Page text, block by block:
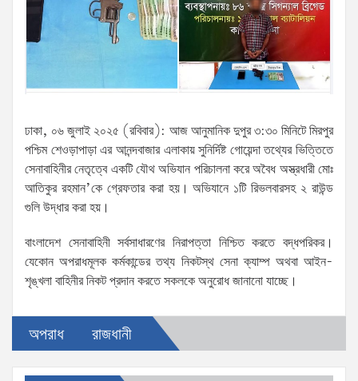
ঢাকা, ০৬ জুলাই ২০২৫ (রবিবার): আজ আনুমানিক দুপুর ৩:৩০ মিনিটে মিরপুর
পশ্চিম শেওড়াপাড়া এর আনন্দবাজার এলাকায় সুনির্দিষ্ট গোয়েন্দা তথ্যের ভিত্তিতে
সেনাবাহিনীর নেতৃত্বে একটি যৌথ অভিযান পরিচালনা করে অবৈধ অস্ত্রধারী মোঃ
আতিকুর রহমান’কে গ্রেফতার করা হয়। অভিযানে ১টি রিভলবারসহ ২ রাউন্ড
গুলি উদ্ধার করা হয়।
বাংলাদেশ সেনাবাহিনী সর্বসাধারণের নিরাপত্তা নিশ্চিত করতে বদ্ধপরিকর।
যেকোন অপরাধমূলক কর্মকান্ডের তথ্য নিকটস্থ সেনা ক্যাম্প অথবা আইন-
শৃঙ্খলা বাহিনীর নিকট প্রদান করতে সকলকে অনুরোধ জানানো যাচ্ছে।
অপরাধ রাজধানী